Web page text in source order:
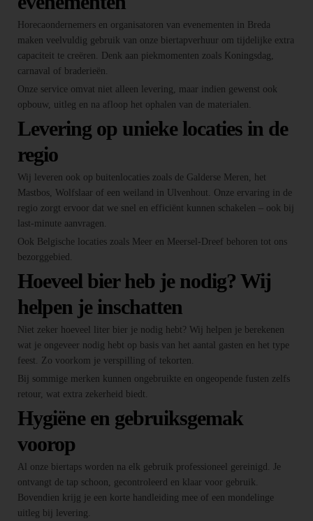
Horecaondernemers en organisatoren van evenementen in Breda
maken veelvuldig gebruik van onze biertapverhuur om tijdelijke extra
capaciteit te creëren. Denk aan piekmomenten zoals Koningsdag,
carnaval of braderieën.
Onze service omvat niet alleen levering, maar indien gewenst ook
opbouw, uitleg en na afloop het ophalen van de materialen.
Levering op unieke locaties in de
regio
Wij leveren ook op buitenlocaties zoals de Galderse Meren, het
Mastbos, Wolfslaar of een weiland in Ulvenhout. Onze ervaring in de
regio zorgt ervoor dat we snel en efficiënt kunnen schakelen – ook bij
last-minute aanvragen.
Ook Belgische locaties zoals Meer en Meersel-Dreef behoren tot ons
bezorggebied.
Hoeveel bier heb je nodig? Wij
helpen je inschatten
Niet zeker hoeveel liter bier je nodig hebt? Wij helpen je berekenen
wat je ongeveer nodig hebt op basis van het aantal gasten en het type
feest. Zo voorkom je verspilling of tekorten.
Bij sommige merken kunnen ongebruikte en ongeopende fusten zelfs
retour, wat extra zekerheid biedt.
Hygiëne en gebruiksgemak
voorop
Al onze biertaps worden na elk gebruik professioneel gereinigd. Je
ontvangt de tap schoon, gecontroleerd en klaar voor gebruik.
Bovendien krijg je een korte handleiding mee of een mondelinge
uitleg bij levering.